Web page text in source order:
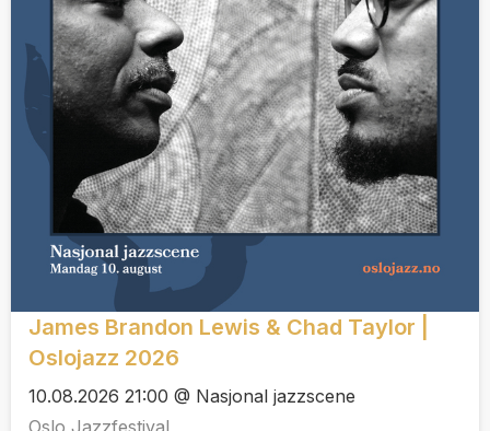
James Brandon Lewis & Chad Taylor |
Oslojazz 2026
10.08.2026 21:00 @ Nasjonal jazzscene
Oslo Jazzfestival